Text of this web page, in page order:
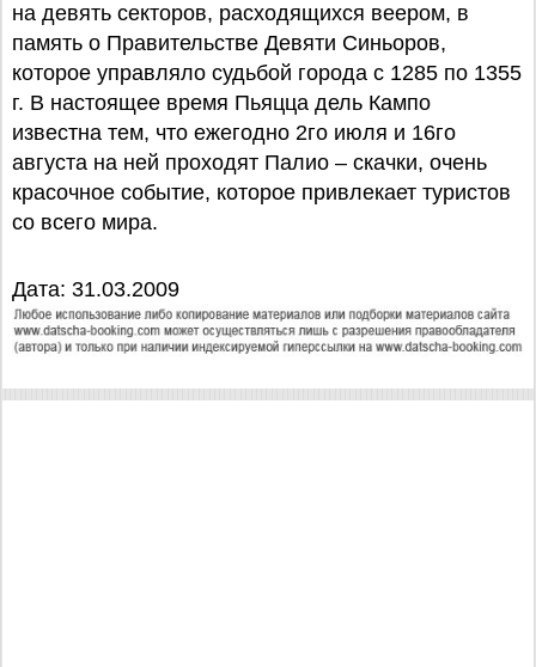
на девять секторов, расходящихся веером, в
память о Правительстве Девяти Синьоров,
которое управляло судьбой города с 1285 по 1355
г. В настоящее время Пьяцца дель Кампо
известна тем, что ежегодно 2го июля и 16го
августа на ней проходят Палио – скачки, очень
красочное событие, которое привлекает туристов
со всего мира.
Дата: 31.03.2009